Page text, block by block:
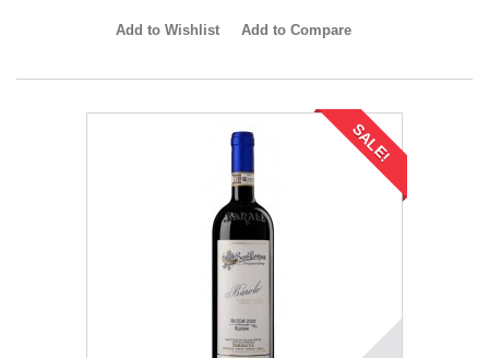
Add to Wishlist Add to Compare
SALE!